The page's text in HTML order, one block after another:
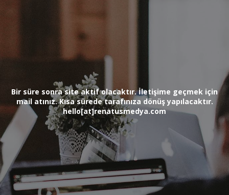
Bir süre sonra site aktif olacaktır. İletişime geçmek için
mail atınız. Kısa sürede tarafınıza dönüş yapılacaktır.
hello[at]renatusmedya.com